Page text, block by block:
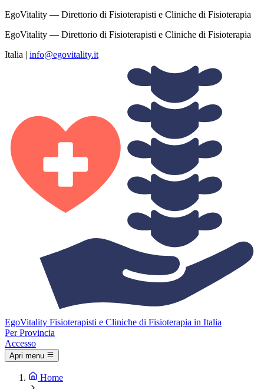
EgoVitality — Direttorio di Fisioterapisti e Cliniche di Fisioterapia
EgoVitality — Direttorio di Fisioterapisti e Cliniche di Fisioterapia
Italia | info@egovitality.it
EgoVitality Fisioterapisti e Cliniche di Fisioterapia in Italia
Per Provincia
Accesso
Apri menu
Home